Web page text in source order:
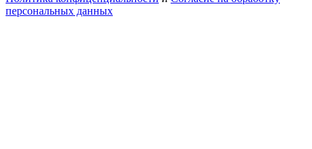
персональных данных